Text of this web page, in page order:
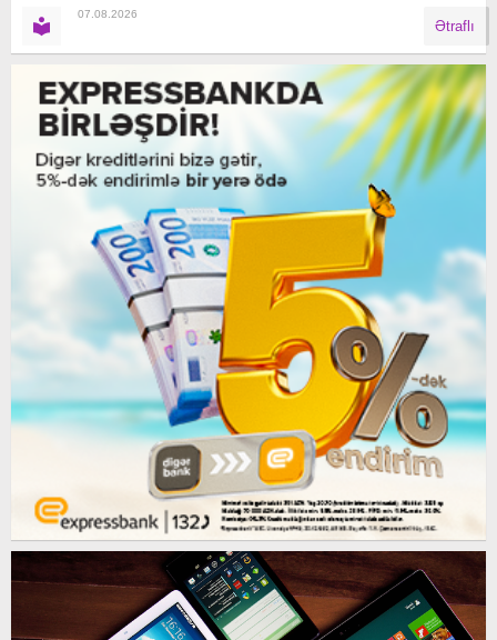
07.08.2026
Ətraflı